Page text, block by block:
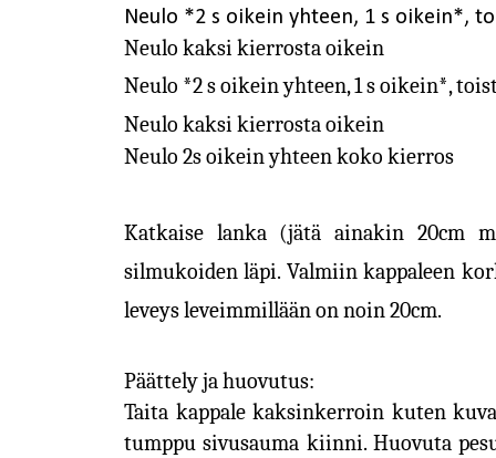
Neulo *2 s oikein yhteen, 1 s oikein*,
Neulo kaksi kierrosta oikein
Neulo *2 s oikein yhteen, 1 s oikein*,
Neulo kaksi kierrosta oikein
Neulo 2s oikein yhteen koko kierros
Katkaise lanka (jätä ainakin 20cm
silmukoiden läpi. Valmiin kappaleen
leveys leveimmillään on noin 20cm.
Päättely ja huovutus:
Taita kappale kaksinkerroin kuten
tumppu sivusauma kiinni. Huovuta